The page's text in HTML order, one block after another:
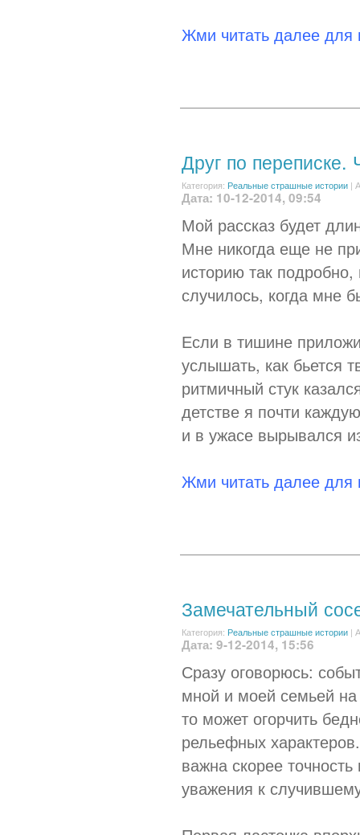
Жми читать далее для
Друг по переписке.
Категория: Реальные страшные истории |
Дата: 10-12-2014, 09:54
Мой рассказ будет
Мне никогда еще не
историю так
случилось, когда мне
Если в тишине
услышать, как бьется
ритмичный стук
детстве я почти
и в ужасе вырывался
Жми читать далее для
Замечательный
Категория: Реальные страшные истории |
Дата: 9-12-2014, 15:56
Сразу оговорюсь:
мной и моей семьей
то может огорчить
рельефных
важна скорее
уважения к